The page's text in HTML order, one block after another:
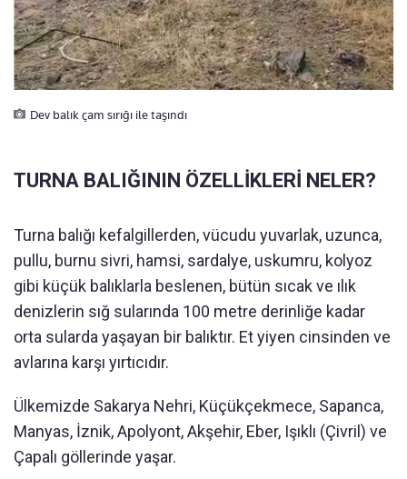
Dev balık çam sırığı ile taşındı
TURNA BALIĞININ ÖZELLİKLERİ NELER?
Turna balığı kefalgillerden, vücudu yuvarlak, uzunca,
pullu, burnu sivri, hamsi, sardalye, uskumru, kolyoz
gibi küçük balıklarla beslenen, bütün sıcak ve ılık
denizlerin sığ sularında 100 metre derinliğe kadar
orta sularda yaşayan bir balıktır. Et yiyen cinsinden ve
avlarına karşı yırtıcıdır.
Ülkemizde Sakarya Nehri, Küçükçekmece, Sapanca,
Manyas, İznik, Apolyont, Akşehir, Eber, Işıklı (Çivril) ve
Çapalı göllerinde yaşar.